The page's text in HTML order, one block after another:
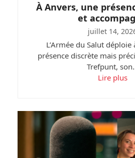
À Anvers, une
et
juillet 14,
L’Armée du Salut
présence discrète mais
Trefpunt,
Lire plus